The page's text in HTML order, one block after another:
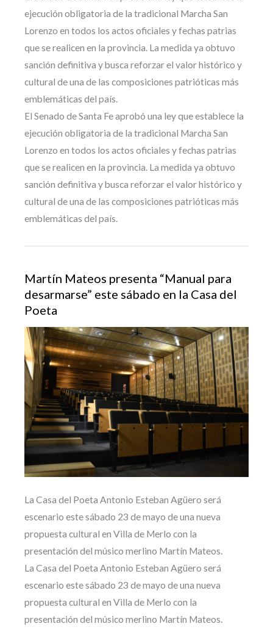
ejecución obligatoria de la tradicional Marcha San
Lorenzo en todos los actos oficiales y fechas patrias
que se realicen en la provincia. La medida ya obtuvo
sanción definitiva y busca reforzar el valor histórico y
cultural de una de las composiciones patrióticas más
emblemáticas del país.
El Senado de Santa Fe aprobó una ley que establece la
ejecución obligatoria de la tradicional Marcha San
Lorenzo en todos los actos oficiales y fechas patrias
que se realicen en la provincia. La medida ya obtuvo
sanción definitiva y busca reforzar el valor histórico y
cultural de una de las composiciones patrióticas más
emblemáticas del país.
Martín Mateos presenta “Manual para
desarmarse” este sábado en la Casa del
Poeta
La Casa del Poeta Antonio Esteban Agüero será
escenario este sábado 23 de mayo de una nueva
propuesta cultural en Villa de Merlo con la
presentación del músico merlino Martín Mateos.
La Casa del Poeta Antonio Esteban Agüero será
escenario este sábado 23 de mayo de una nueva
propuesta cultural en Villa de Merlo con la
presentación del músico merlino Martín Mateos.